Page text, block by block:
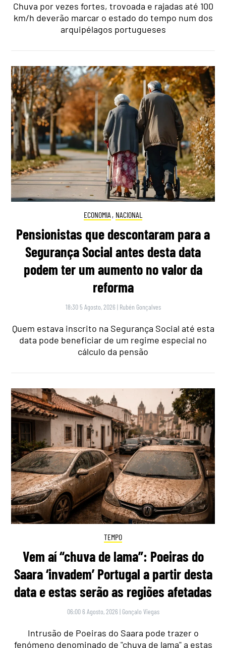
Chuva por vezes fortes, trovoada e rajadas até 100
km/h deverão marcar o estado do tempo num dos
arquipélagos portugueses
ECONOMIA , NACIONAL
Pensionistas que descontaram para a
Segurança Social antes desta data
podem ter um aumento no valor da
reforma
18:30 5 Agosto, 2026 | Rubén Gonçalves
Quem estava inscrito na Segurança Social até esta
data pode beneficiar de um regime especial no
cálculo da pensão
TEMPO
Vem aí “chuva de lama”: Poeiras do
Saara ‘invadem’ Portugal a partir desta
data e estas serão as regiões afetadas
06:00 6 Agosto, 2026 | Gonçalo Viegas
Intrusão de Poeiras do Saara pode trazer o
fenómeno denominado de "chuva de lama" a estas